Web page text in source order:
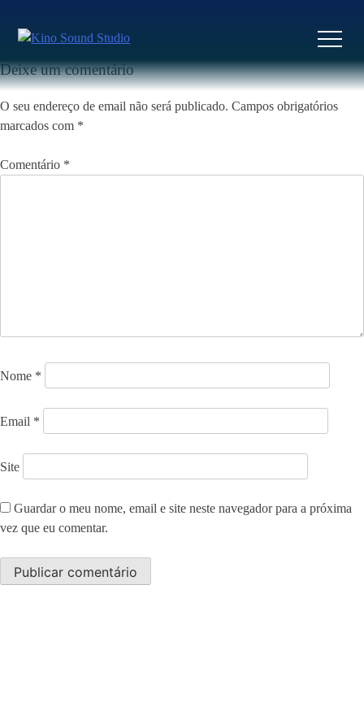
content
Navegação
de
artigos
Previous: Gaza Mon Amour
Deixe um comentário
O seu endereço de email não será publicado. Campos obrigatórios
marcados com *
Comentário *
Nome *
Email *
Site
Guardar o meu nome, email e site neste navegador para a próxima
vez que eu comentar.